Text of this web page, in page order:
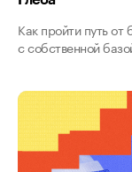
Как пройти путь от
с собственной